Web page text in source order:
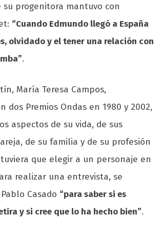
su progenitora mantuvo con
“Cuando Edmundo llegó a España
olvidado y el tener una relación con
.
María Teresa Campos,
dos Premios Ondas en 1980 y 2002,
aspectos de su vida, de sus
de su familia y de su profesión
que elegir a un personaje en
realizar una entrevista, se
Casado “para saber si es
y si cree que lo ha hecho bien”.